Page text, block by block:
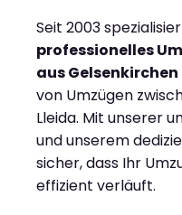
Seit 2003
professionelles
aus Gelsenkirchen
von Umzügen
Lleida. Mit unserer
und unserem
sicher, dass Ihr
effizient verläuft.